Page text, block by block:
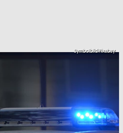
Symbolbild Pixabay